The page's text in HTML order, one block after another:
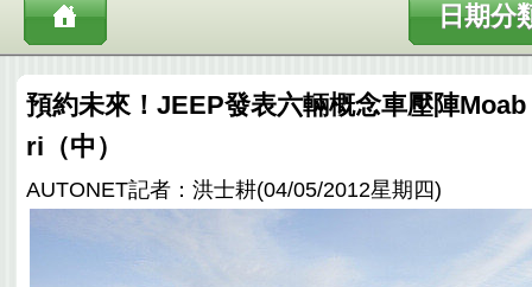
日期分
預約未來！JEEP發表六輛概念車壓陣
ri（中）
AUTONET記者：洪士耕(04/05/2012星期四)